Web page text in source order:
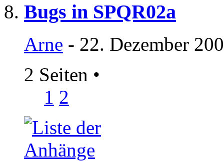
Bugs in SPQR02a
Arne - 22. Dezember
2 Seiten •
1 2